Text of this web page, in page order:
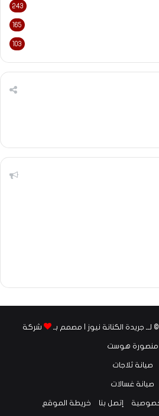
243
165
103
جريدة الكنانة نيوز | مصمم بـ شركة
منصورة هوست
صيانة ثلاجات
صيانة غسالات
إتصل بنا خريطة الموقع